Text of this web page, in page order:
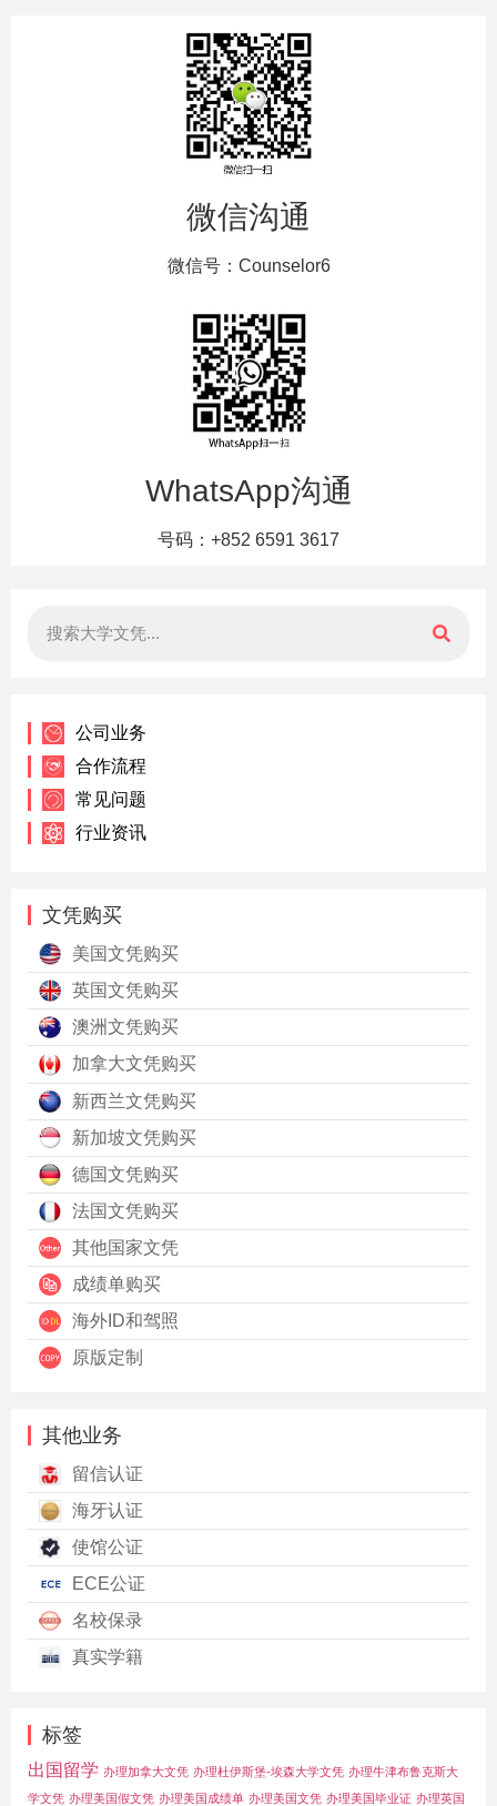
微信沟通
微信号：Counselor6
WhatsApp沟通
号码：+852 6591 3617
公司业务
合作流程
常见问题
行业资讯
文凭购买
美国文凭购买
英国文凭购买
澳洲文凭购买
加拿大文凭购买
新西兰文凭购买
新加坡文凭购买
德国文凭购买
法国文凭购买
其他国家文凭
成绩单购买
海外ID和驾照
原版定制
其他业务
留信认证
海牙认证
使馆公证
ECE公证
名校保录
真实学籍
标签
出国留学 办理加拿大文凭 办理杜伊斯堡-埃森大学文凭 办理牛津布鲁克斯大
学文凭 办理美国假文凭 办理美国成绩单 办理美国文凭 办理美国毕业证 办理英国